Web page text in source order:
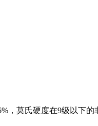
莫氏硬度在9级以下